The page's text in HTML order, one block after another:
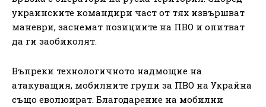
украинските командири част от тях извършват
маневри, заснемат позициите на ПВО и опитват
да ги заобиколят.
Въпреки технологичното надмощие на
атакуващия, мобилните групи за ПВО на Украйна
също еволюират. Благодарение на мобилни